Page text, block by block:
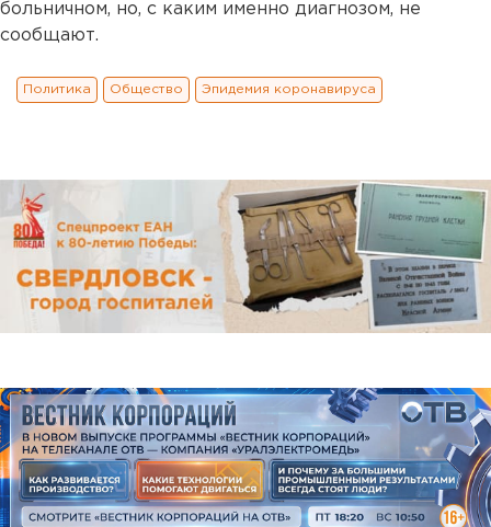
больничном, но, с каким именно диагнозом, не
сообщают.
Политика Общество Эпидемия коронавируса